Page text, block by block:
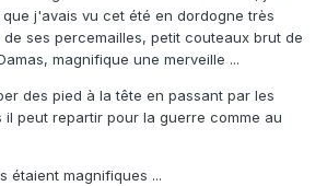
j'avais vu cet été en dordogne très
ses percemailles, petit couteaux brut de
magnifique une merveille ...
des pied à la tête en passant par les
il peut repartir pour la guerre comme au
étaient magnifiques ...